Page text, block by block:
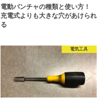
電動パンチャの種類と使い方！
充電式よりも大きな穴があけられ
る
電気工具